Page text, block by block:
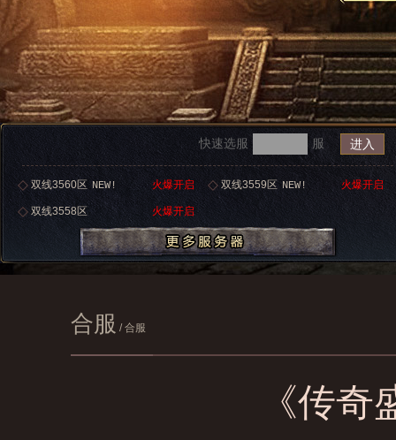
进入
快速选服 服
双线3560区 火爆开启
NEW! 双线3559区 火爆开启
NEW!
双线3558区 火爆开启
合服 / 合服
《传